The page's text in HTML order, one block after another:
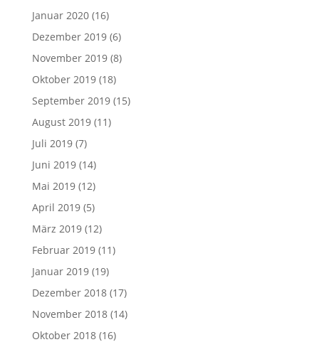
Januar 2020(16)
Dezember 2019(6)
November 2019(8)
Oktober 2019(18)
September 2019(15)
August 2019(11)
Juli 2019(7)
Juni 2019(14)
Mai 2019(12)
April 2019(5)
März 2019(12)
Februar 2019(11)
Januar 2019(19)
Dezember 2018(17)
November 2018(14)
Oktober 2018(16)